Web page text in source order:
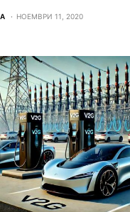
НОЕМВРИ 11, 2020